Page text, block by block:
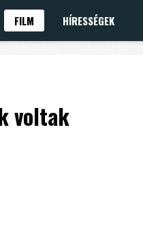
FILM HÍRESSÉGEK
voltak